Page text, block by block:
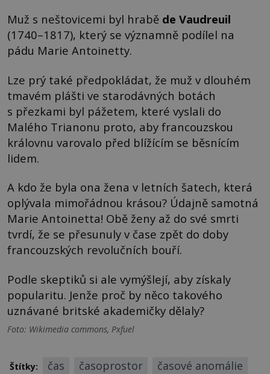
Muž s neštovicemi byl hrabě de Vaudreuil
(1740–1817), který se významně podílel na
pádu Marie Antoinetty.
Lze prý také předpokládat, že muž v dlouhém
tmavém plášti ve starodávných botách
s přezkami byl pážetem, které vyslali do
Malého Trianonu proto, aby francouzskou
královnu varovalo před blížícím se běsnícím
lidem.
A kdo že byla ona žena v letních šatech, která
oplývala mimořádnou krásou? Údajně samotná
Marie Antoinetta! Obě ženy až do své smrti
tvrdí, že se přesunuly v čase zpět do doby
francouzských revolučních bouří.
Podle skeptiků si ale vymýšlejí, aby získaly
popularitu. Jenže proč by něco takového
uznávané britské akademičky dělaly?
Foto: Wikimedia commons, Pxfuel
Štítky: čas časoprostor
časové anomálie